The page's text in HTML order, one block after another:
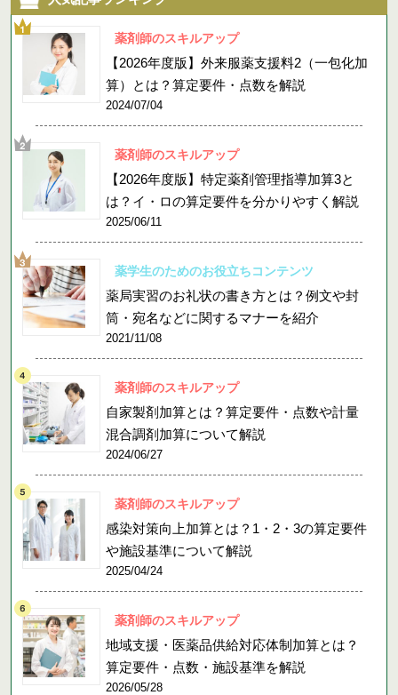
薬剤師のスキルアップ
【2026年度版】外来服薬支援料2（一包化加
算）とは？算定要件・点数を解説
2024/07/04
薬剤師のスキルアップ
【2026年度版】特定薬剤管理指導加算3と
は？イ・ロの算定要件を分かりやすく解説
2025/06/11
薬学生のためのお役立ちコンテンツ
薬局実習のお礼状の書き方とは？例文や封
筒・宛名などに関するマナーを紹介
2021/11/08
薬剤師のスキルアップ
自家製剤加算とは？算定要件・点数や計量
混合調剤加算について解説
2024/06/27
薬剤師のスキルアップ
感染対策向上加算とは？1・2・3の算定要件
や施設基準について解説
2025/04/24
薬剤師のスキルアップ
地域支援・医薬品供給対応体制加算とは？
算定要件・点数・施設基準を解説
2026/05/28